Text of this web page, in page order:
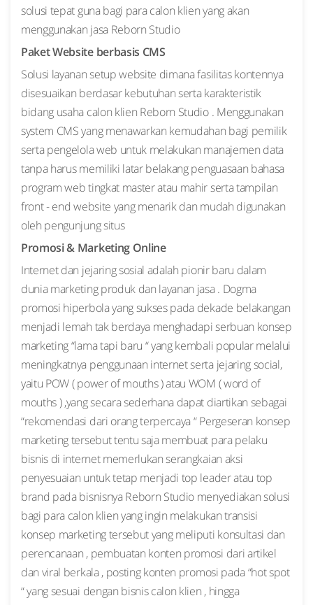
solusi tepat guna bagi para calon klien yang akan
menggunakan jasa Reborn Studio
Paket Website berbasis CMS
Solusi layanan setup website dimana fasilitas kontennya
disesuaikan berdasar kebutuhan serta karakteristik
bidang usaha calon klien Reborn Studio . Menggunakan
system CMS yang menawarkan kemudahan bagi pemilik
serta pengelola web untuk melakukan manajemen data
tanpa harus memiliki latar belakang penguasaan bahasa
program web tingkat master atau mahir serta tampilan
front - end website yang menarik dan mudah digunakan
oleh pengunjung situs
Promosi & Marketing Online
Internet dan jejaring sosial adalah pionir baru dalam
dunia marketing produk dan layanan jasa . Dogma
promosi hiperbola yang sukses pada dekade belakangan
menjadi lemah tak berdaya menghadapi serbuan konsep
marketing “lama tapi baru “ yang kembali popular melalui
meningkatnya penggunaan internet serta jejaring social,
yaitu POW ( power of mouths ) atau WOM ( word of
mouths ) ,yang secara sederhana dapat diartikan sebagai
“rekomendasi dari orang terpercaya “ Pergeseran konsep
marketing tersebut tentu saja membuat para pelaku
bisnis di internet memerlukan serangkaian aksi
penyesuaian untuk tetap menjadi top leader atau top
brand pada bisnisnya Reborn Studio menyediakan solusi
bagi para calon klien yang ingin melakukan transisi
konsep marketing tersebut yang meliputi konsultasi dan
perencanaan , pembuatan konten promosi dari artikel
dan viral berkala , posting konten promosi pada “hot spot
“ yang sesuai dengan bisnis calon klien , hingga